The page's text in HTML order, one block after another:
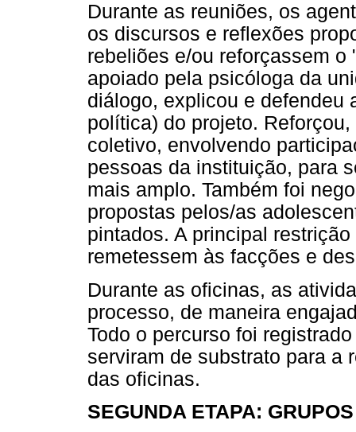
Durante as reuniões, os
os discursos e reflexões
rebeliões e/ou reforçassem
apoiado pela psicóloga da
diálogo, explicou e defendeu
política) do projeto.
coletivo, envolvendo
pessoas da instituição, para
mais amplo. Também foi
propostas pelos/as
pintados. A principal
remetessem às facções e
Durante as oficinas, as
processo, de maneira
Todo o percurso foi
serviram de substrato para a
das oficinas.
SEGUNDA ETAPA: